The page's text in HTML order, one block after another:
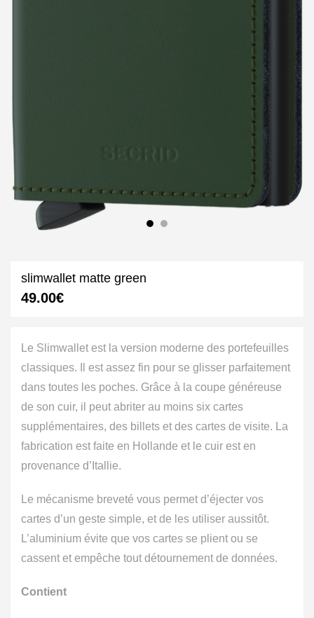
slimwallet matte green
49.00€
Le Slimwallet est la version moderne des portefeuilles
classiques. Il est assez fin pour se glisser parfaitement
dans toutes les poches. Grâce à la coupe généreuse
de son cuir, il peut abriter au moins six cartes
supplémentaires, des billets et des cartes de visite.
La
fabrication est faite en Hollande et le cuir est en
provenance d’Itallie.
Le mécanisme breveté vous permet d’éjecter vos
cartes d’un geste simple, et de les utiliser aussitôt.
L’aluminium évite que vos cartes se plient ou se
cassent et empêche tout détournement de données.
Contient